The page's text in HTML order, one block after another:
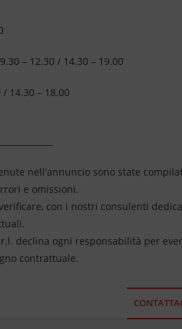
– 12.30 / 14.30 – 19.00
/ 14.30 – 18.00
nell'annuncio sono state
e omissioni.
con i nostri consulenti
declina ogni responsabilità per
contrattuale.